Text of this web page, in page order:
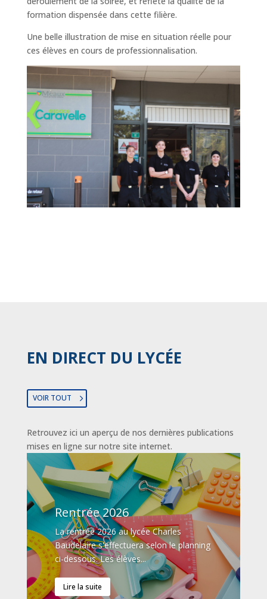
formation dispensée dans cette filière.
Une belle illustration de mise en situation réelle pour
ces élèves en cours de professionnalisation.
EN DIRECT DU LYCÉE
VOIR TOUT
Retrouvez ici un aperçu de nos dernières publications
mises en ligne sur notre site internet.
Rentrée 2026
La rentrée 2026 au lycée Charles
Baudelaire s'effectuera selon le planning
ci-dessous. Les élèves...
Lire la suite